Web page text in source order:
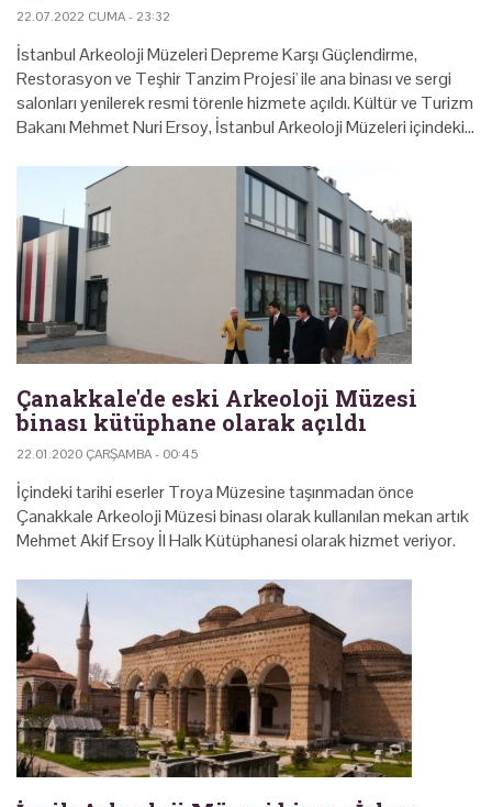
22.07.2022 CUMA - 23:32
İstanbul Arkeoloji Müzeleri Depreme Karşı Güçlendirme,
Restorasyon ve Teşhir Tanzim Projesi' ile ana binası ve sergi
salonları yenilerek resmi törenle hizmete açıldı. Kültür ve Turizm
Bakanı Mehmet Nuri Ersoy, İstanbul Arkeoloji Müzeleri içindeki…
Çanakkale'de eski Arkeoloji Müzesi
binası kütüphane olarak açıldı
22.01.2020 ÇARŞAMBA - 00:45
İçindeki tarihi eserler Troya Müzesine taşınmadan önce
Çanakkale Arkeoloji Müzesi binası olarak kullanılan mekan artık
Mehmet Akif Ersoy İl Halk Kütüphanesi olarak hizmet veriyor.